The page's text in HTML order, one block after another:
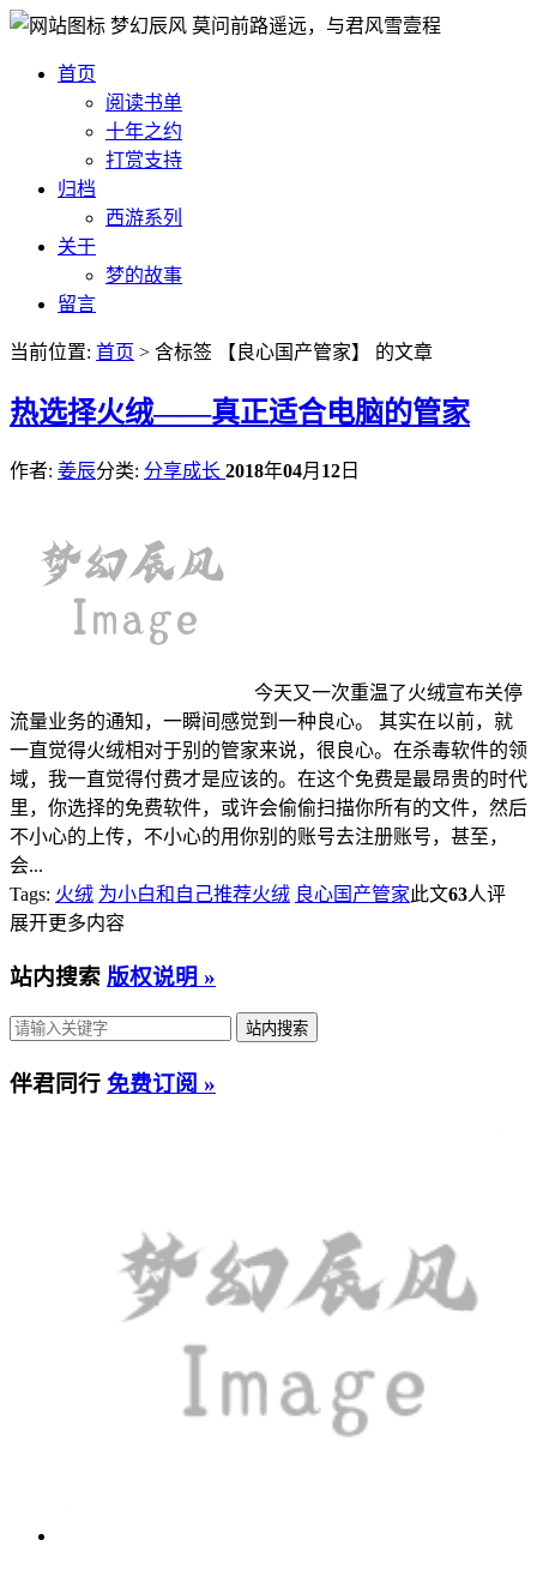
梦幻辰风 莫问前路遥远，与君风雪壹程
首页
阅读书单
十年之约
打赏支持
归档
西游系列
关于
梦的故事
留言
当前位置: 首页 > 含标签 【良心国产管家】 的文章
热选择火绒——真正适合电脑的管家
作者: 姜辰分类: 分享成长 2018年04月 12 日
今天又一次重温了火绒宣布关停
流量业务的通知，一瞬间感觉到一种良心。 其实在以前，就
一直觉得火绒相对于别的管家来说，很良心。在杀毒软件的领
域，我一直觉得付费才是应该的。在这个免费是最昂贵的时代
里，你选择的免费软件，或许会偷偷扫描你所有的文件，然后
不小心的上传，不小心的用你别的账号去注册账号，甚至，
会...
Tags: 火绒 为小白和自己推荐火绒 良心国产管家此文63人评
展开更多内容
站内搜索 版权说明 »
伴君同行 免费订阅 »